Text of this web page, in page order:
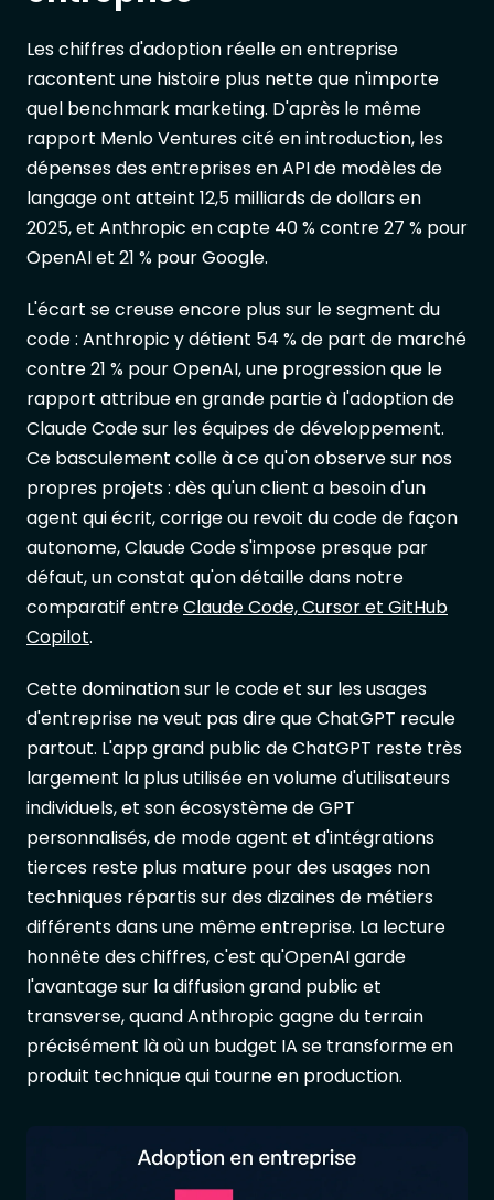
Les chiffres d'adoption réelle en entreprise
racontent une histoire plus nette que n'importe
quel benchmark marketing. D'après le même
rapport Menlo Ventures cité en introduction, les
dépenses des entreprises en API de modèles de
langage ont atteint 12,5 milliards de dollars en
2025, et Anthropic en capte 40 % contre 27 % pour
OpenAI et 21 % pour Google.
L'écart se creuse encore plus sur le segment du
code : Anthropic y détient 54 % de part de marché
contre 21 % pour OpenAI, une progression que le
rapport attribue en grande partie à l'adoption de
Claude Code sur les équipes de développement.
Ce basculement colle à ce qu'on observe sur nos
propres projets : dès qu'un client a besoin d'un
agent qui écrit, corrige ou revoit du code de façon
autonome, Claude Code s'impose presque par
défaut, un constat qu'on détaille dans notre
comparatif entreClaude Code, Cursor et GitHub
Copilot.
Cette domination sur le code et sur les usages
d'entreprise ne veut pas dire que ChatGPT recule
partout. L'app grand public de ChatGPT reste très
largement la plus utilisée en volume d'utilisateurs
individuels, et son écosystème de GPT
personnalisés, de mode agent et d'intégrations
tierces reste plus mature pour des usages non
techniques répartis sur des dizaines de métiers
différents dans une même entreprise. La lecture
honnête des chiffres, c'est qu'OpenAI garde
l'avantage sur la diffusion grand public et
transverse, quand Anthropic gagne du terrain
précisément là où un budget IA se transforme en
produit technique qui tourne en production.